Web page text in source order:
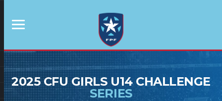
2025 CFU GIRLS U14 CHALLENGE
SERIES